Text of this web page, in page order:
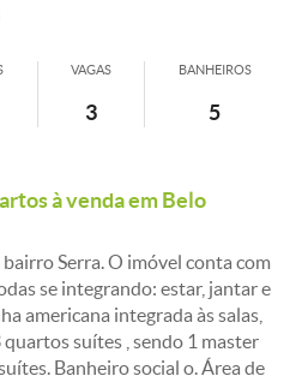
VAGAS
3
BANHEIROS
5
à venda em Belo
Serra. O imóvel conta com
se integrando: estar, jantar e
americana integrada às salas,
suítes , sendo 1 master
Banheiro social o. Área de